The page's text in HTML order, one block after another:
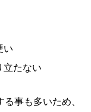
い
立たない
事も多いため、